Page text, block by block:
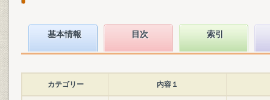
基本情報 目次 索引
カテゴリー 内容１